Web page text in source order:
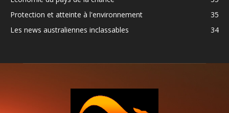
Protection et atteinte à l'environnement
35
Les news australiennes inclassables
34